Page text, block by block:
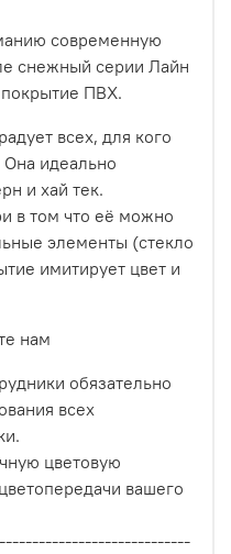
современную
снежный серии Лайн
ПВХ.
всех, для кого
идеально
и хай тек.
в том что её можно
элементы (стекло
имитирует цвет и
нам
обязательно
всех
цветовую
вашего